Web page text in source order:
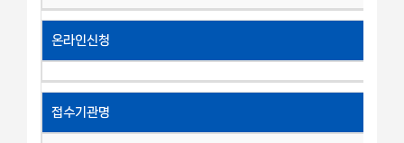
온라인신청
접수기관명